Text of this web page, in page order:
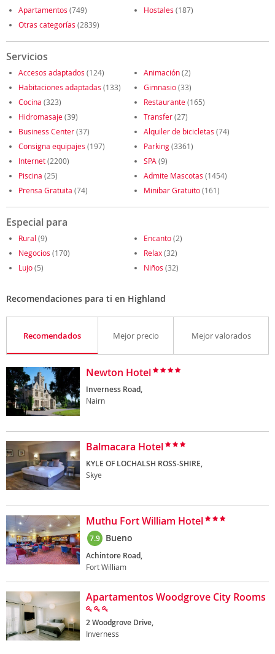
Apartamentos (749) Hostales (187)
Otras categorías (2839)
Servicios
Accesos adaptados (124) Animación(2)
Habitaciones adaptadas (133) Gimnasio(33)
Cocina (323) Restaurante(165)
Hidromasaje(39) Transfer(27)
Business Center(37) Alquiler de bicicletas (74)
Consigna equipajes (197) Parking(3361)
Internet(2200) SPA (9)
Piscina (25) Admite Mascotas (1454)
Prensa Gratuita (74) Minibar Gratuito(161)
Especial para
Rural (9) Encanto(2)
Negocios (170) Relax(32)
Lujo(5) Niños (32)
Recomendaciones para ti en Highland
Recomendados Mejor precio Mejor valorados
Newton Hotel
Inverness Road,
Nairn
Balmacara Hotel
KYLE OF LOCHALSH ROSS-SHIRE,
Skye
Muthu Fort William Hotel
7.9 Bueno
Achintore Road,
Fort William
Apartamentos Woodgrove City Rooms
2 Woodgrove Drive,
Inverness